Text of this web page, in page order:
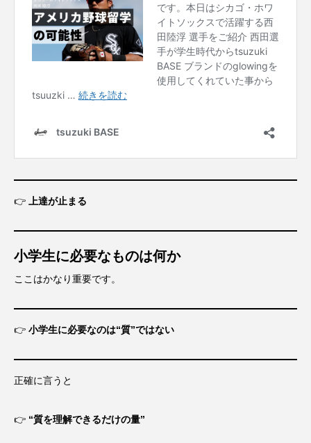
👉 上達が止まる
小学生に必要なものは何か
ここはかなり重要です。
👉 小学生に必要なのは“質”ではない
正確に言うと
👉 “質を理解できるだけの量”